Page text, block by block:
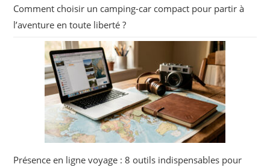
Comment choisir un camping-car compact pour partir à
l’aventure en toute liberté ?
Présence en ligne voyage : 8 outils indispensables pour